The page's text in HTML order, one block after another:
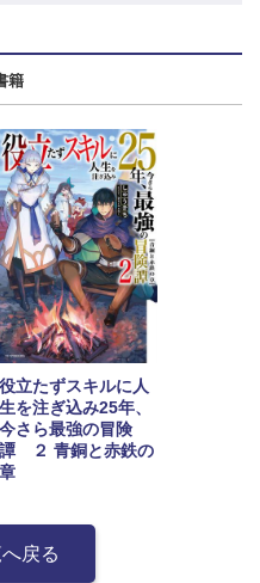
籍
役立たずスキルに人
生を注ぎ込み25年、
今さら最強の冒険
譚 ２ 青銅と赤鉄の
章
戻る